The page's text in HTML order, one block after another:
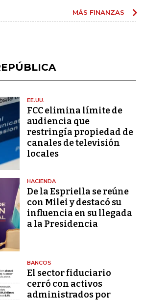
MÁS FINANZAS
EE.UU.
FCC elimina límite de
audiencia que
restringía propiedad de
canales de televisión
locales
HACIENDA
De la Espriella se reúne
con Milei y destacó su
influencia en su llegada
a la Presidencia
BANCOS
El sector fiduciario
cerró con activos
administrados por